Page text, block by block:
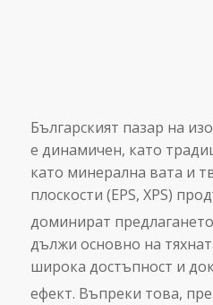
Българският пазар на
е динамичен, като
като минерална вата и
плоскости (EPS, XPS)
доминират
дължи основно на
широка достъпност и
ефект. Въпреки това,